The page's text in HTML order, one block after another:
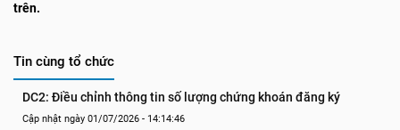
trên.
Tin cùng tổ chức
DC2: Điều chỉnh thông tin số lượng chứng khoán đăng ký
Cập nhật ngày 01/07/2026 - 14:14:46